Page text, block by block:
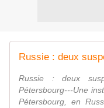
Russie : deux
Pétersbourg---Une
Pétersbourg, en